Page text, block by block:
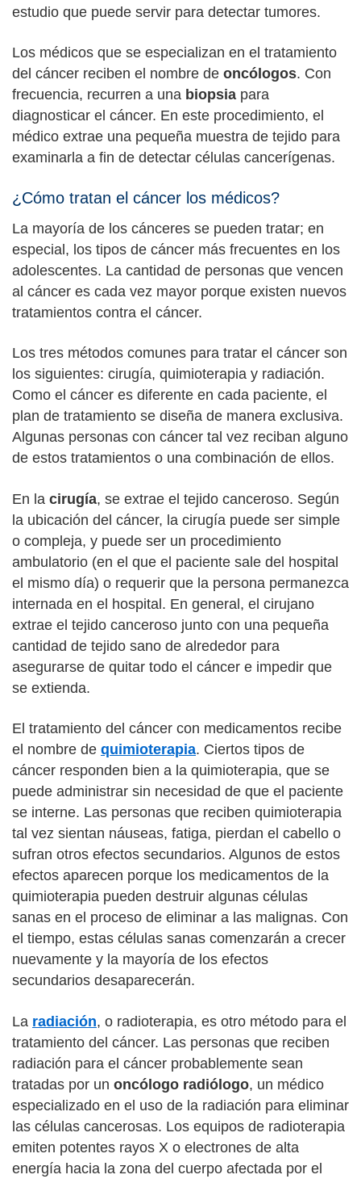
estudio que puede servir para detectar tumores.
Los médicos que se especializan en el tratamiento
del cáncer reciben el nombre de oncólogos. Con
frecuencia, recurren a una biopsia para
diagnosticar el cáncer. En este procedimiento, el
médico extrae una pequeña muestra de tejido para
examinarla a fin de detectar células cancerígenas.
¿Cómo tratan el cáncer los médicos?
La mayoría de los cánceres se pueden tratar; en
especial, los tipos de cáncer más frecuentes en los
adolescentes. La cantidad de personas que vencen
al cáncer es cada vez mayor porque existen nuevos
tratamientos contra el cáncer.
Los tres métodos comunes para tratar el cáncer son
los siguientes: cirugía, quimioterapia y radiación.
Como el cáncer es diferente en cada paciente, el
plan de tratamiento se diseña de manera exclusiva.
Algunas personas con cáncer tal vez reciban alguno
de estos tratamientos o una combinación de ellos.
En la cirugía, se extrae el tejido canceroso. Según
la ubicación del cáncer, la cirugía puede ser simple
o compleja, y puede ser un procedimiento
ambulatorio (en el que el paciente sale del hospital
el mismo día) o requerir que la persona permanezca
internada en el hospital. En general, el cirujano
extrae el tejido canceroso junto con una pequeña
cantidad de tejido sano de alrededor para
asegurarse de quitar todo el cáncer e impedir que
se extienda.
El tratamiento del cáncer con medicamentos recibe
el nombre de quimioterapia. Ciertos tipos de
cáncer responden bien a la quimioterapia, que se
puede administrar sin necesidad de que el paciente
se interne. Las personas que reciben quimioterapia
tal vez sientan náuseas, fatiga, pierdan el cabello o
sufran otros efectos secundarios. Algunos de estos
efectos aparecen porque los medicamentos de la
quimioterapia pueden destruir algunas células
sanas en el proceso de eliminar a las malignas. Con
el tiempo, estas células sanas comenzarán a crecer
nuevamente y la mayoría de los efectos
secundarios desaparecerán.
La radiación, o radioterapia, es otro método para el
tratamiento del cáncer. Las personas que reciben
radiación para el cáncer probablemente sean
tratadas por un oncólogo radiólogo, un médico
especializado en el uso de la radiación para eliminar
las células cancerosas. Los equipos de radioterapia
emiten potentes rayos X o electrones de alta
energía hacia la zona del cuerpo afectada por el